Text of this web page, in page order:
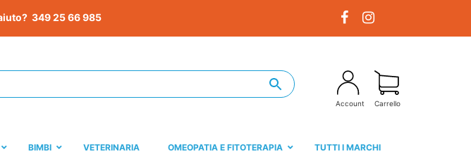
349 25 66 985
Account Carrello
BIMBI VETERINARIA OMEOPATIA E FITOTERAPIA TUTTI I MARCHI